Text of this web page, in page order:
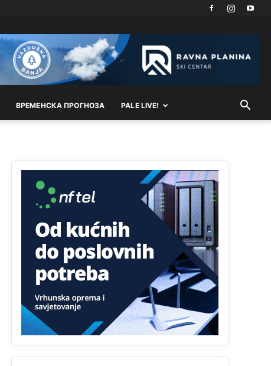
ВРEМEНСКА ПРОГНОЗА PALE LIVE!
Mnogi nesposobni ljudi su daleko dogurali. Ko je
nesposoban može raditi sve. Sposobni rade
samo ono što znaju.
došli jedna baba i jedan švercer dezerter ratni
Анонимно2802605 јуче 5:25
Милорад Додик је доживотни предсједник
државе Републике Српске! Душмани ће умријети
од муке,не могу му ништа.
Анонимно2802622 јуче
5:29
Mile je predsjednik stranke kao recimo Bakir ili
Dragan a
tzv.rsneće nikad biti država,samo
pokrajina u državi Bosni i Hercegovini
Pavle D u d l a č
Анонимно2806339 4:23